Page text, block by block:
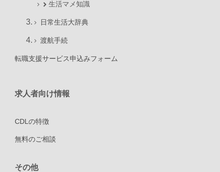
生活マメ知識
日常生活大辞典
渡航手続
転職支援サービス申込みフォーム
求人者向け情報
CDLの特徴
無料のご相談
その他